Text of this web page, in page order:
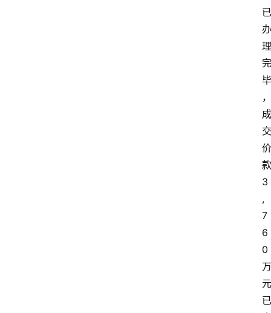
已
办
理
完
毕
，
成
交
价
款
3
,
7
6
0
万
元
已